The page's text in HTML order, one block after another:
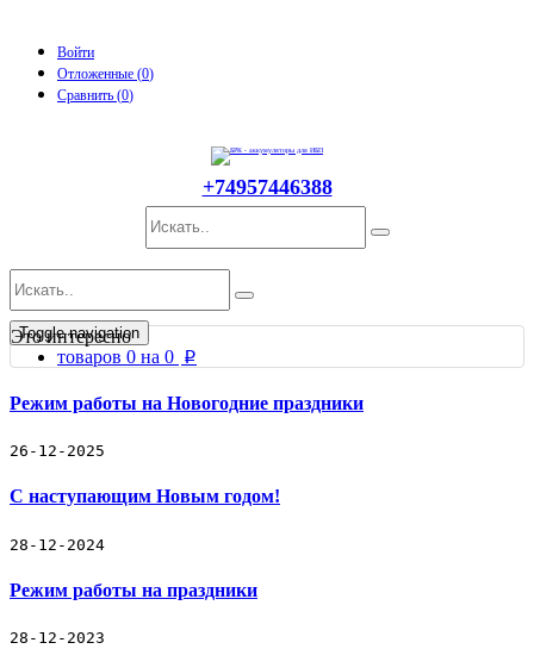
Войти
Отложенные (0)
Сравнить (0)
+74957446388
Toggle navigation
Бренды
Отложенные товары
БРК для Ippon
АКБ общего применения
Новости
товаров 0 на 0 p
Это интересно
Режим работы на Новогодние праздники
26-12-2025
С наступающим Новым годом!
28-12-2024
Режим работы на праздники
28-12-2023